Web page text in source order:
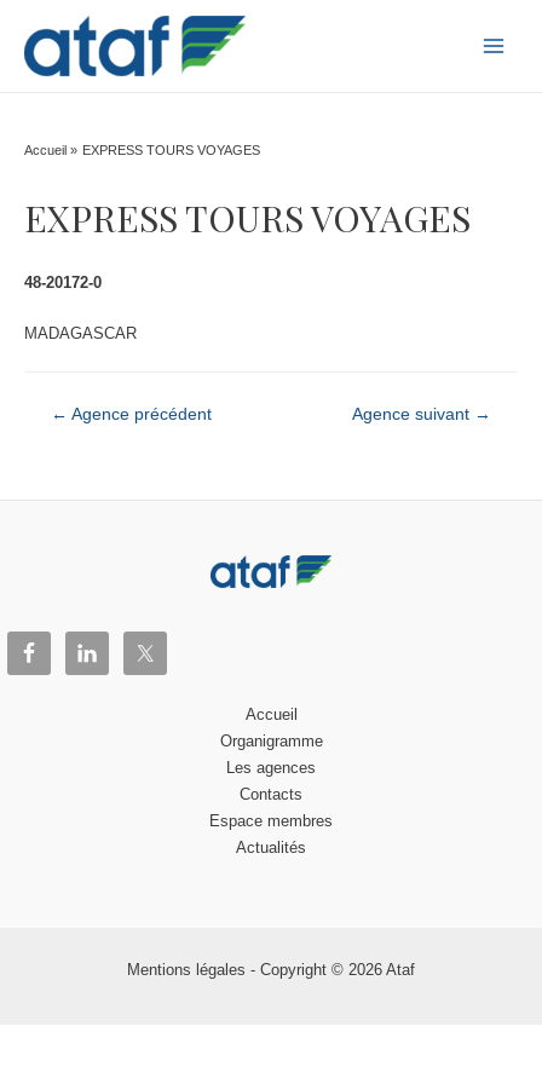
Accueil EXPRESS TOURS VOYAGES
EXPRESS TOURS VOYAGES
48-20172-0
MADAGASCAR
Navigation
l’article
← Agence précédent Agence suivant →
Accueil
Organigramme
Les agences
Contacts
Espace membres
Actualités
Mentions légales - Copyright © 2026 Ataf